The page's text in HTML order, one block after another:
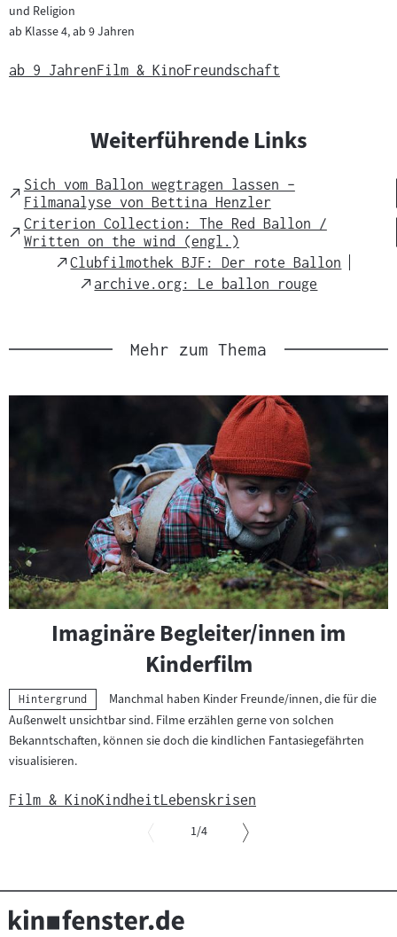
r
i
m
a
t
e
r
i
:
und Religion
ab Klasse 4, ab 9 Jahren
ab 9 JahrenFilm & KinoFreundschaft
Weiterführende Links
External
Link
Sich vom Ballon wegtragen lassen –
Filmanalyse von Bettina Henzler
External
Link
Criterion Collection: The Red Ballon /
Written on the wind (engl.)
External
Link
Clubfilmothek BJF: Der rote Ballon
External
archive.org: Le ballon rouge
Mehr zum Thema
springen
Imaginäre Begleiter/innen im
Kinderfilm
Kategorie:
Hintergrund
Manchmal haben Kinder Freunde/innen, die für die
Außenwelt unsichtbar sind. Filme erzählen gerne von solchen
Bekanntschaften, können sie doch die kindlichen Fantasiegefährten
visualisieren.
Film & KinoKindheitLebenskrisen
1von
/4
und
zur
vorgelagerten